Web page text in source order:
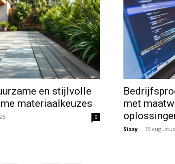
en stijlvolle
materiaalkeuzes
0
met
Sissy - 15